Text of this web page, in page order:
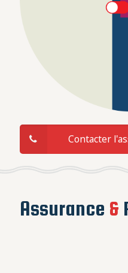
Contacter
Assurance &